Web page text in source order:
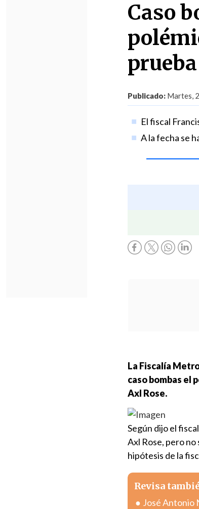
Caso
prueba
Publicado: Martes,
El fiscal
A la fecha se
La Fiscalía
caso bombas el
Axl Rose.
Según dijo el
Axl Rose, pero
hipótesis de la
Revisa
José Antonio